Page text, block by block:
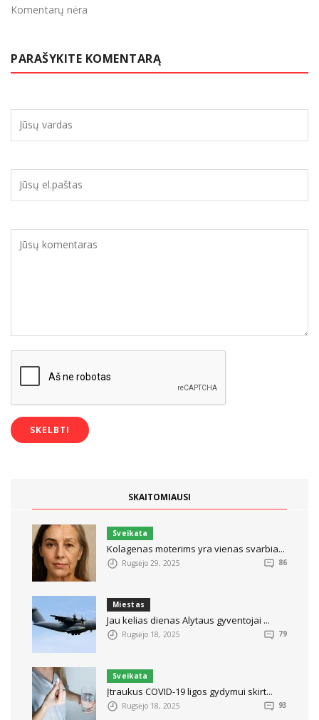
Komentarų nėra
PARAŠYKITE KOMENTARĄ
SKAITOMIAUSI
Sveikata
Kolagenas moterims yra vienas svarbia...
Rugsėjo 29, 2025 86
Miestas
Jau kelias dienas Alytaus gyventojai ...
Rugsėjo 18, 2025 79
Sveikata
Įtraukus COVID-19 ligos gydymui skirt...
Rugsėjo 18, 2025 93